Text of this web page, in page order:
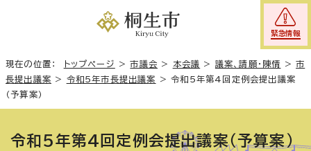
緊急情報
現在の位置： トップページ >市議会 > 本会議 > 議案、請願・陳情 >市
長提出議案 > 令和5年市長提出議案 >令和5年第4回定例会提出議案
（予算案）
令和5年第4回定例会提出議案（予算案）